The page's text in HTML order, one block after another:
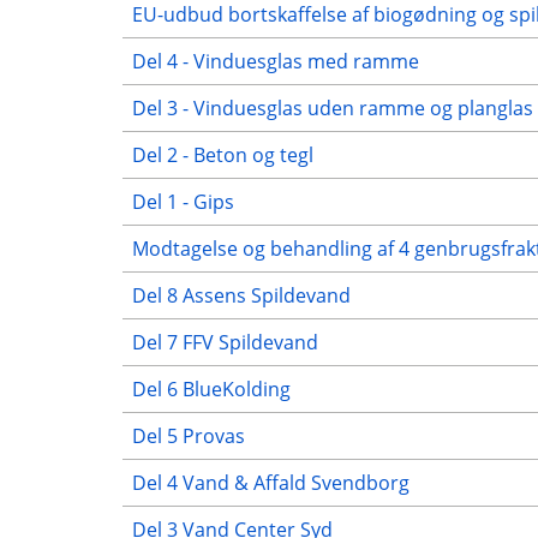
EU-udbud bortskaffelse af biogødning og
Del 4 - Vinduesglas med ramme
Del 3 - Vinduesglas uden ramme og planglas
Del 2 - Beton og tegl
Del 1 - Gips
Modtagelse og behandling af 4
Del 8 Assens Spildevand
Del 7 FFV Spildevand
Del 6 BlueKolding
Del 5 Provas
Del 4 Vand & Affald Svendborg
Del 3 Vand Center Syd